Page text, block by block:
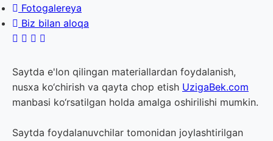
Fotogalereya
Biz bilan aloqa
Saytda e'lon qilingan materiallardan foydalanish,
nusxa ko‘chirish va qayta chop etish UzigaBek.com
manbasi ko‘rsatilgan holda amalga oshirilishi mumkin.
Saytda foydalanuvchilar tomonidan joylashtirilgan